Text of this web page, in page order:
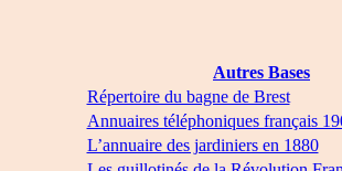
Autres Bases
Répertoire du bagne de Brest
Annuaires téléphoniques français
L’annuaire des jardiniers en 1880